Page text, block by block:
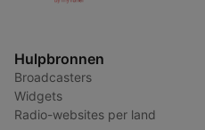
Hulpbronnen
Broadcasters
Widgets
Radio-websites per land